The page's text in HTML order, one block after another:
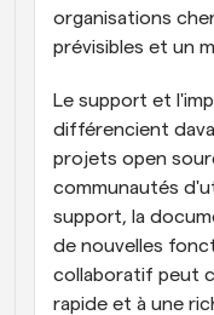
organisations
prévisibles et un
Le support et
différencient
projets open
communautés
support, la
de nouvelles
collaboratif peut
rapide et à une